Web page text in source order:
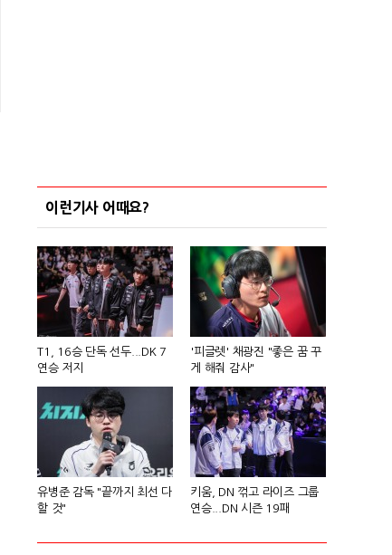
이런기사 어때요?
T1, 16승 단독 선두...DK 7
연승 저지
'피글렛' 채광진 "좋은 꿈 꾸
게 해줘 감사"
유병준 감독 "끝까지 최선 다
할 것"
키움, DN 꺾고 라이즈 그룹
연승...DN 시즌 19패